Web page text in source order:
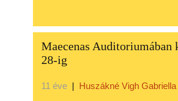
Maecenas Auditoriumában
28-ig
11 éve | Huszákné Vigh Gabriella